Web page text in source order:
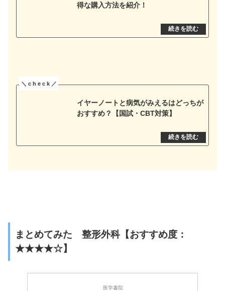
得な購入方法を紹介！
イヤーノートと病気がみえるはどっちが
おすすめ？【国試・CBT対策】
まとめてみた 整形外科【おすすめ度：
★★★★☆】
医学書院